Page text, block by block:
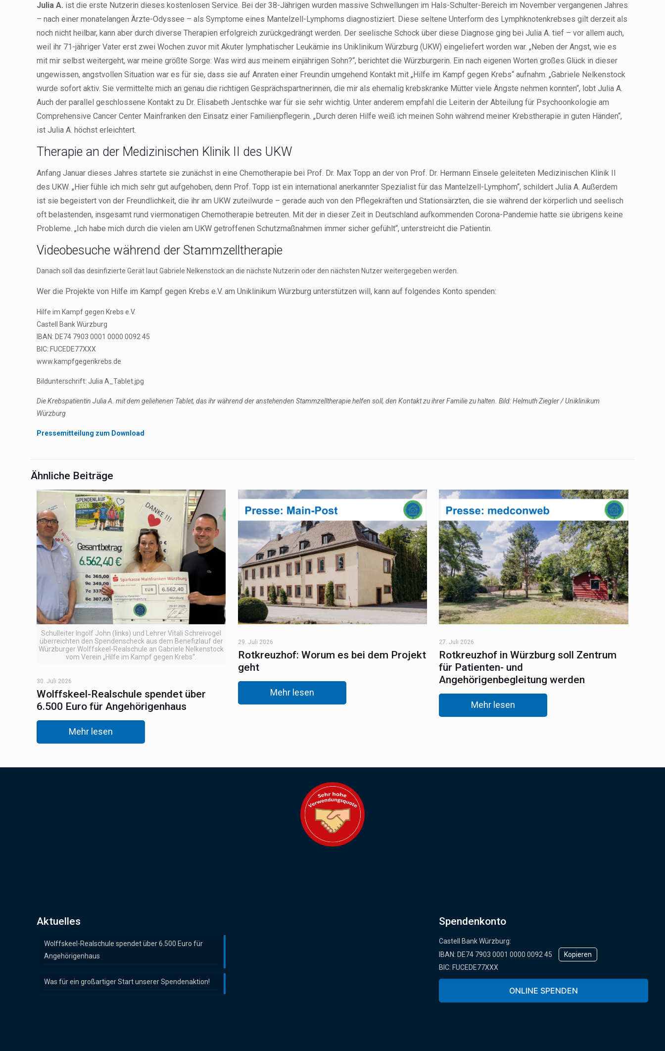
Julia A. ist die erste Nutzerin dieses kostenlosen Service. Bei der 38-Jährigen wurden massive Schwellungen im Hals-Schulter-Bereich im November vergangenen Jahres
– nach einer monatelangen Ärzte-Odyssee – als Symptome eines Mantelzell-Lymphoms diagnostiziert. Diese seltene Unterform des Lymphknotenkrebses gilt derzeit als
noch nicht heilbar, kann aber durch diverse Therapien erfolgreich zurückgedrängt werden. Der seelische Schock über diese Diagnose ging bei Julia A. tief – vor allem auch,
weil ihr 71-jähriger Vater erst zwei Wochen zuvor mit Akuter lymphatischer Leukämie ins Uniklinikum Würzburg (UKW) eingeliefert worden war. „Neben der Angst, wie es
mit mir selbst weitergeht, war meine größte Sorge: Was wird aus meinem einjährigen Sohn?“, berichtet die Würzburgerin. Ein nach eigenen Worten großes Glück in dieser
ungewissen, angstvollen Situation war es für sie, dass sie auf Anraten einer Freundin umgehend Kontakt mit „Hilfe im Kampf gegen Krebs“ aufnahm. „Gabriele Nelkenstock
wurde sofort aktiv. Sie vermittelte mich an genau die richtigen Gesprächspartnerinnen, die mir als ehemalig krebskranke Mütter viele Ängste nehmen konnten“, lobt Julia A.
Auch der parallel geschlossene Kontakt zu Dr. Elisabeth Jentschke war für sie sehr wichtig. Unter anderem empfahl die Leiterin der Abteilung für Psychoonkologie am
Comprehensive Cancer Center Mainfranken den Einsatz einer Familienpflegerin. „Durch deren Hilfe weiß ich meinen Sohn während meiner Krebstherapie in guten Händen“,
ist Julia A. höchst erleichtert.
Therapie an der Medizinischen Klinik II des UKW
Anfang Januar dieses Jahres startete sie zunächst in eine Chemotherapie bei Prof. Dr. Max Topp an der von Prof. Dr. Hermann Einsele geleiteten Medizinischen Klinik II
des UKW. „Hier fühle ich mich sehr gut aufgehoben, denn Prof. Topp ist ein international anerkannter Spezialist für das Mantelzell-Lymphom“, schildert Julia A. Außerdem
ist sie begeistert von der Freundlichkeit, die ihr am UKW zuteilwurde – gerade auch von den Pflegekräften und Stationsärzten, die sie während der körperlich und seelisch
oft belastenden, insgesamt rund viermonatigen Chemotherapie betreuten. Mit der in dieser Zeit in Deutschland aufkommenden Corona-Pandemie hatte sie übrigens keine
Probleme. „Ich habe mich durch die vielen am UKW getroffenen Schutzmaßnahmen immer sicher gefühlt“, unterstreicht die Patientin.
Videobesuche während der Stammzelltherapie
Danach soll das desinfizierte Gerät laut Gabriele Nelkenstock an die nächste Nutzerin oder den nächsten Nutzer weitergegeben werden.
Wer die Projekte von Hilfe im Kampf gegen Krebs e.V. am Uniklinikum Würzburg unterstützen will, kann auf folgendes Konto spenden:
Hilfe im Kampf gegen Krebs e.V.
Castell Bank Würzburg
IBAN: DE74 7903 0001 0000 0092 45
BIC: FUCEDE77XXX
www.kampfgegenkrebs.de
Bildunterschrift: Julia A_Tablet.jpg
Die Krebspatientin Julia A. mit dem geliehenen Tablet, das ihr während der anstehenden Stammzelltherapie helfen soll, den Kontakt zu ihrer Familie zu halten. Bild: Helmuth Ziegler / Uniklinikum
Würzburg
Pressemitteilung zum Download
Ähnliche Beiträge
Schulleiter Ingolf John (links) und Lehrer Vitali Schreivogel
überreichten den Spendenscheck aus dem Benefizlauf der
Würzburger Wolffskeel-Realschule an Gabriele Nelkenstock
vom Verein „Hilfe im Kampf gegen Krebs“.
30. Juli 2026
Wolffskeel-Realschule spendet über
6.500 Euro für Angehörigenhaus
Mehr lesen
29. Juli 2026
Rotkreuzhof: Worum es bei dem Projekt
geht
Mehr lesen
27. Juli 2026
Rotkreuzhof in Würzburg soll Zentrum
für Patienten- und
Angehörigenbegleitung werden
Mehr lesen
Aktuelles
Wolffskeel-Realschule spendet über 6.500 Euro für
Angehörigenhaus
Was für ein großartiger Start unserer Spendenaktion!
Spendenkonto
Castell Bank Würzburg:
IBAN: ­DE74 7903 0001 0000 0092 45
Kopieren
BIC: FUCEDE77XXX
Oder online über unser Spendenformular:
ONLINE SPENDEN